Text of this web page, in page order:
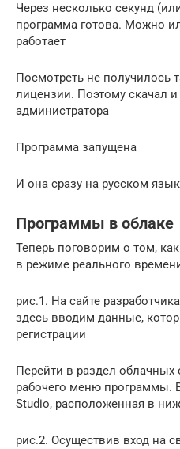
Через несколько секунд
программа готова. Можно
работает
Посмотреть не получилось
лицензии. Поэтому скачал
администратора
Программа запущена
И она сразу на русском
Программы в облаке
Теперь поговорим о том,
в режиме реального
рис.1. На сайте
здесь вводим данные,
регистрации
Перейти в раздел
рабочего меню программы.
Studio, расположенная в
рис.2. Осуществив вход на